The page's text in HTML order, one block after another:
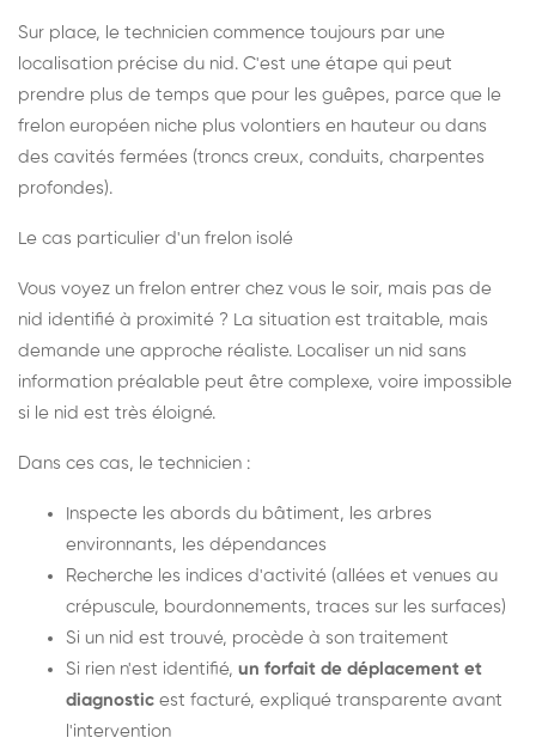
Sur place, le technicien commence toujours par une
localisation précise du nid. C'est une étape qui peut
prendre plus de temps que pour les guêpes, parce que le
frelon européen niche plus volontiers en hauteur ou dans
des cavités fermées (troncs creux, conduits, charpentes
profondes).
Le cas particulier d'un frelon isolé
Vous voyez un frelon entrer chez vous le soir, mais pas de
nid identifié à proximité ? La situation est traitable, mais
demande une approche réaliste. Localiser un nid sans
information préalable peut être complexe, voire impossible
si le nid est très éloigné.
Dans ces cas, le technicien :
Inspecte les abords du bâtiment, les arbres
environnants, les dépendances
Recherche les indices d'activité (allées et venues au
crépuscule, bourdonnements, traces sur les surfaces)
Si un nid est trouvé, procède à son traitement
Si rien n'est identifié, un forfait de déplacement et
diagnostic est facturé, expliqué transparente avant
l'intervention